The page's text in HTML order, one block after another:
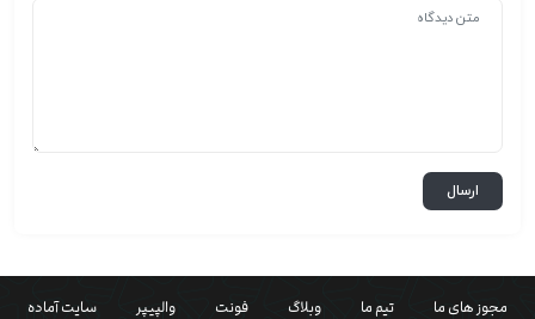
مجوز های ما تیم ما وبلاگ فونت والپیپر سایت آماده